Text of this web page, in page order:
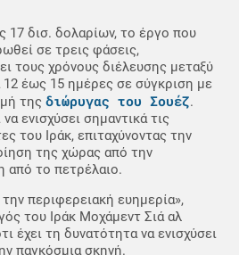
17 δισ. δολαρίων, το έργο που
σε τρεις φάσεις,
τους χρόνους διέλευσης μεταξύ
έως 15 ημέρες σε σύγκριση με
της διώρυγας του Σουέζ.
ενισχύσει σημαντικά τις
του Ιράκ, επιταχύνοντας την
της χώρας από την
από το πετρέλαιο.
την περιφερειακή ευημερία»,
του Ιράκ Μοχάμεντ Σιά αλ
έχει τη δυνατότητα να ενισχύσει
παγκόσμια σκηνή.